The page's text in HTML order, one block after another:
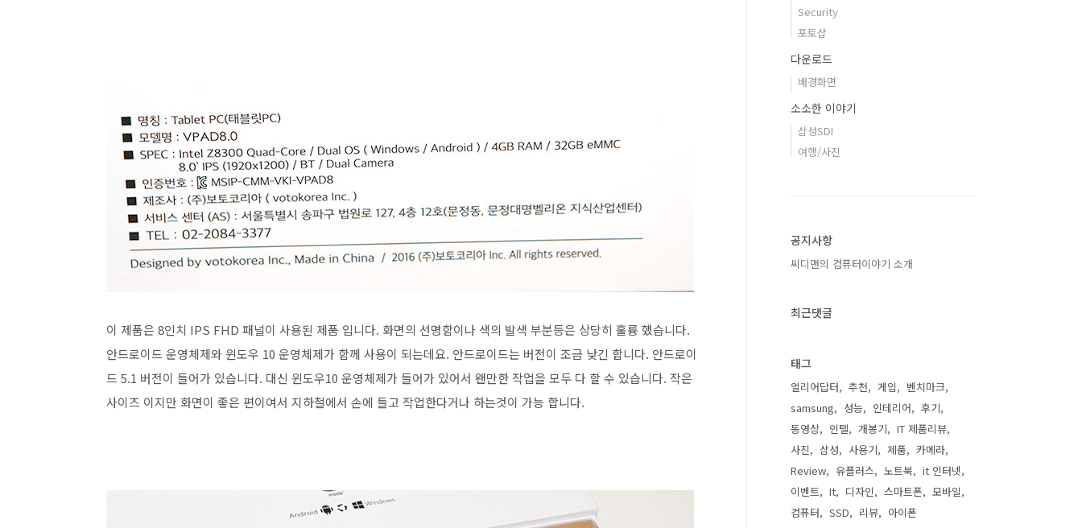
이 제품은 8인치 IPS FHD 패널이 사용된 제품 입니다. 화면의 선명함이나 색의 발색 부분등은 상당히 훌륭 했습니다.
안드로이드 운영체제와 윈도우 10 운영체제가 함께 사용이 되는데요. 안드로이드는 버전이 조금 낮긴 합니다. 안드로이
드 5.1 버전이 들어가 있습니다. 대신 윈도우10 운영체제가 들어가 있어서 왠만한 작업을 모두 다 할 수 있습니다. 작은
사이즈 이지만 화면이 좋은 편이여서 지하철에서 손에 들고 작업한다거나 하는것이 가능 합니다.
Security
포토샵
다운로드
배경화면
소소한 이야기
삼성SDI
여행/사진
공지사항
씨디맨의 컴퓨터이야기 소개
최근댓글
태그
얼리어답터 추천 게임
벤치마크
samsung
성능 인테리어
후기
동영상
인텔 개봉기
IT 제품리뷰
사진
삼성 사용기 제품
카메라
Review
유플러스 노트북
it 인터넷
이벤트
It 디자인 스마트폰
모바일
컴퓨터
SSD 리뷰 아이폰